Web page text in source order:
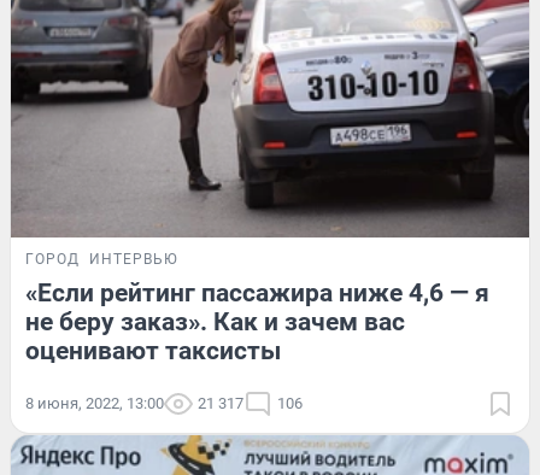
ГОРОД ИНТЕРВЬЮ
«Если рейтинг пассажира ниже 4,6 — я
не беру заказ». Как и зачем вас
оценивают таксисты
8 июня, 2022, 13:00 21 317 106